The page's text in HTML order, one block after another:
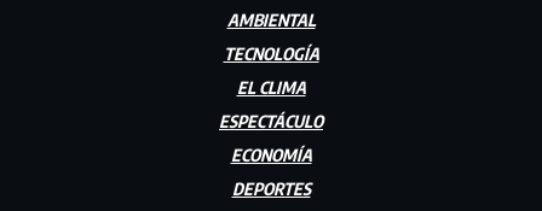
AMBIENTAL
TECNOLOGÍA
EL CLIMA
ESPECTÁCULO
ECONOMÍA
DEPORTES